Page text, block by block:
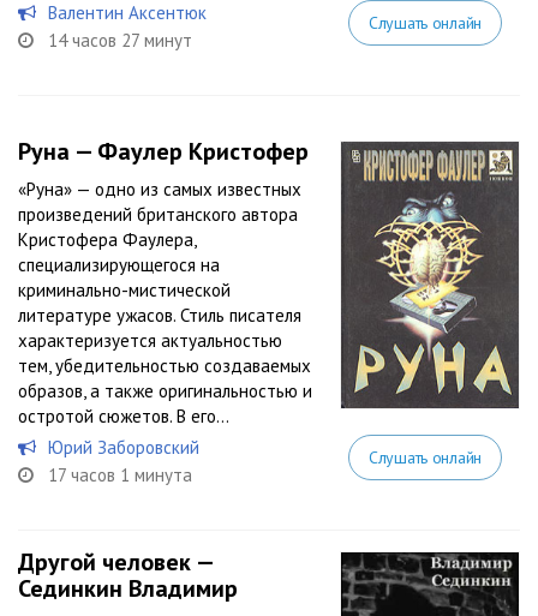
Валентин Аксентюк
14 часов 27 минут
Слушать онлайн
Руна — Фаулер Кристофер
«Руна» — одно из самых известных
произведений британского автора
Кристофера Фаулера,
специализирующегося на
криминально-мистической
литературе ужасов. Стиль писателя
характеризуется актуальностью
тем, убедительностью создаваемых
образов, а также оригинальностью и
остротой сюжетов. В его...
Юрий Заборовский
17 часов 1 минута
Слушать онлайн
Другой человек —
Сединкин Владимир